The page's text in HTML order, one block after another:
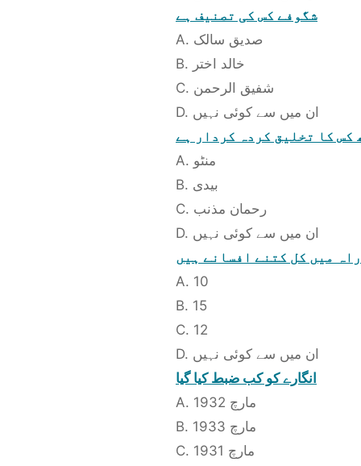
شگوفے کس کی تصنیف ہے
A. صدیق سالک
B. خالد اختر
C. شفیق الرحمن
D. ان میں سے کوئی نہیں
کس کا تخلیق کردہ کردار ہے
A. منٹو
B. بیدی
C. رحمان مذنب
D. ان میں سے کوئی نہیں
میں کل کتنے افسانے ہیں
A. 10
B. 15
C. 12
D. ان میں سے کوئی نہیں
انگارے کو کب ضبط کیا گیا
A. مارچ 1932
B. مارچ 1933
C. مارچ 1931